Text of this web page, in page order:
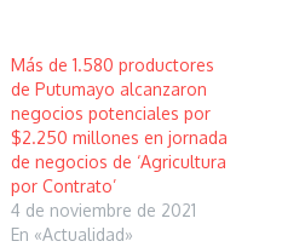
Más de 1.580 productores
de Putumayo alcanzaron
negocios potenciales por
$2.250 millones en jornada
de negocios de ‘Agricultura
por Contrato’
4 de noviembre de 2021
En «Actualidad»